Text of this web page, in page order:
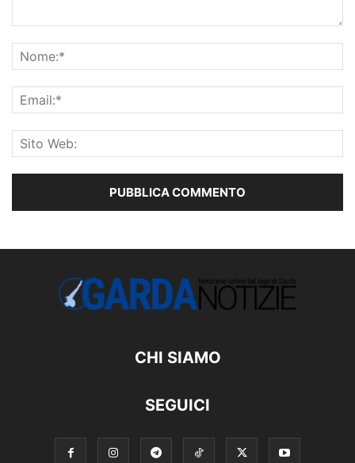
CHI SIAMO
SEGUICI